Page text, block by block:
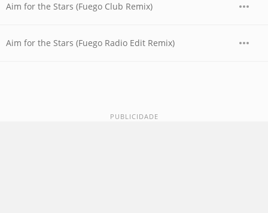
Aim for the Stars (Fuego Club Remix)
Aim for the Stars (Fuego Radio Edit Remix)